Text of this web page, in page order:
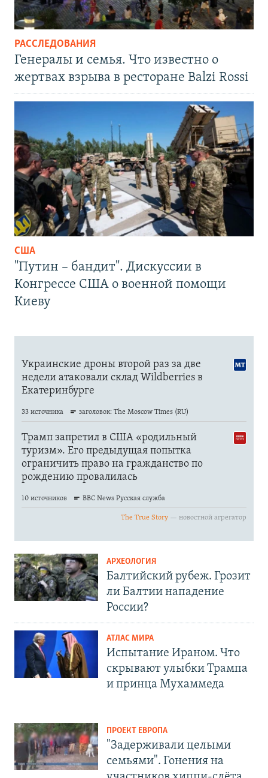
РАССЛЕДОВАНИЯ
Генералы и семья. Что известно о
жертвах взрыва в ресторане Balzi Rossi
США
"Путин – бандит". Дискуссии в
Конгрессе США о военной помощи
Киеву
АРХЕОЛОГИЯ
Балтийский рубеж. Грозит
ли Балтии нападение
России?
АТЛАС МИРА
Испытание Ираном. Что
скрывают улыбки Трампа
и принца Мухаммеда
ПРОЕКТ ЕВРОПА
"Задерживали целыми
семьями". Гонения на